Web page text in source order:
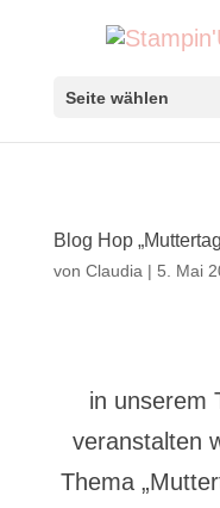
Seite wählen
Blog Hop
von Claudia | 5. Mai
in unserem
veranstalten
Thema